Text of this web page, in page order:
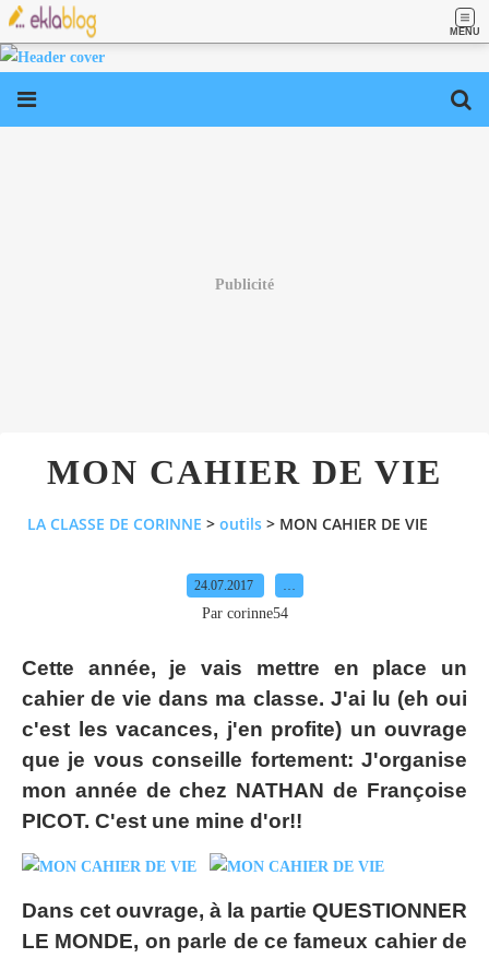
MENU
Publicité
MON CAHIER DE VIE
LA CLASSE DE CORINNE > outils > MON CAHIER DE VIE
24.07.2017
Par corinne54
Cette année, je vais mettre en place un
cahier de vie dans ma classe. J'ai lu (eh oui
c'est les vacances, j'en profite) un ouvrage
que je vous conseille fortement: J'organise
mon année de chez NATHAN de Françoise
PICOT. C'est une mine d'or!!
Dans cet ouvrage, à la partie QUESTIONNER
LE MONDE, on parle de ce fameux cahier de